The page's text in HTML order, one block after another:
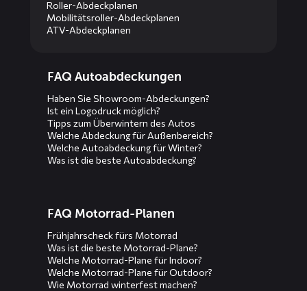
Roller-Abdeckplanen
Mobilitätsroller-Abdeckplanen
ATV-Abdeckplanen
menusFAQ Autoabdeckungen
Haben Sie Showroom-Abdeckungen?
Ist ein Logodruck möglich?
Tipps zum Überwintern des Autos
Welche Abdeckung für Außenbereich?
Welche Autoabdeckung für Winter?
Was ist die beste Autoabdeckung?
FAQ Motorrad-Planen
Frühjahrscheck fürs Motorrad
Was ist die beste Motorrad-Plane?
Welche Motorrad-Plane für Indoor?
Welche Motorrad-Plane für Outdoor?
Wie Motorrad winterfest machen?